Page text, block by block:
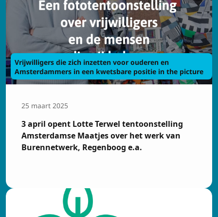
Vrijwilligers die zich inzetten voor ouderen en
Amsterdammers in een kwetsbare positie in the picture
25 maart 2025
3 april opent Lotte Terwel tentoonstelling
Amsterdamse Maatjes over het werk van
Burennetwerk, Regenboog e.a.
E-mailadres
PrivacyIk ga akkoord met devoorwaarden
Inschrijven